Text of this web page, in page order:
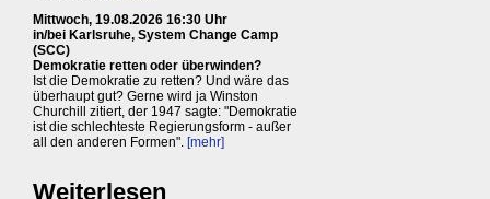
Mittwoch, 19.08.2026 16:30 Uhr
in/bei Karlsruhe, System Change Camp
(SCC)
Demokratie retten oder überwinden?
Ist die Demokratie zu retten? Und wäre das
überhaupt gut? Gerne wird ja Winston
Churchill zitiert, der 1947 sagte: "Demokratie
ist die schlechteste Regierungsform - außer
all den anderen Formen". [mehr]
Weiterlesen